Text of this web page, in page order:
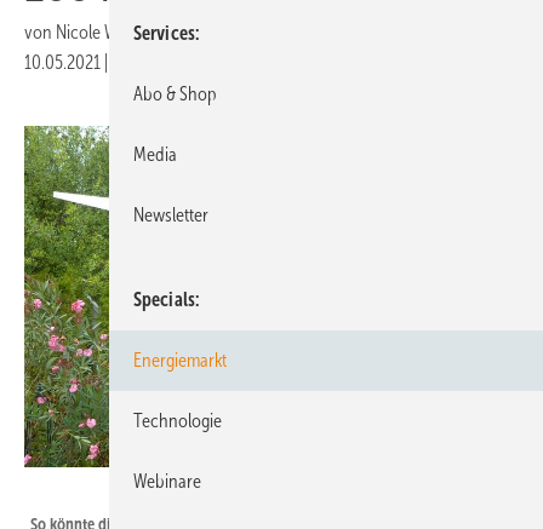
von Nicole Weinhold
10.05.2021
So könnte die Anlage auf einem Gittermast nach Vorstellung von Bendix
Services
Abo & Shop
Media
Newsletter
Specials
Energiemarkt
Technologie
Webinare